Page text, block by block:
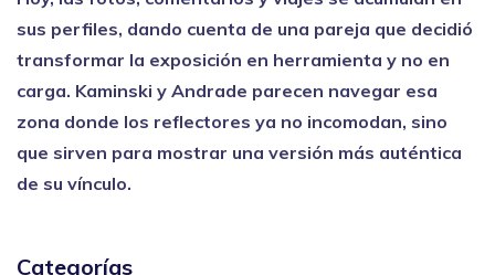
sus perfiles, dando cuenta de una pareja que decidió
transformar la exposición en herramienta y no en
carga. Kaminski y Andrade parecen navegar esa
zona donde los reflectores ya no incomodan, sino
que sirven para mostrar una versión más auténtica
de su vínculo.
Categorías